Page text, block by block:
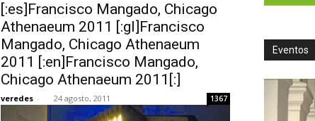
[:es]Francisco Mangado, Chicago
Athenaeum 2011 [:gl]Francisco
Mangado, Chicago Athenaeum
2011 [:en]Francisco Mangado,
Chicago Athenaeum 2011[:]
veredes - 24 agosto, 2011 1367
Eventos